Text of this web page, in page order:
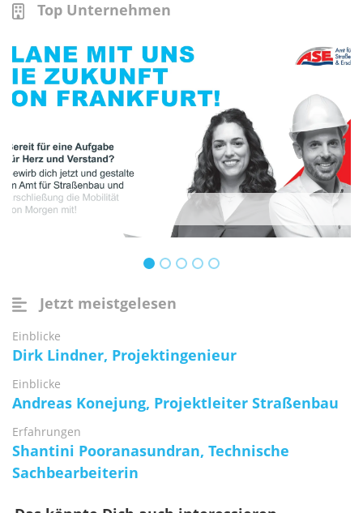
Top Unternehmen
Jetzt meistgelesen
Einblicke
Dirk Lindner, Projektingenieur
Einblicke
Andreas Konejung, Projektleiter Straßenbau
Erfahrungen
Shantini Pooranasundran, Technische
Sachbearbeiterin